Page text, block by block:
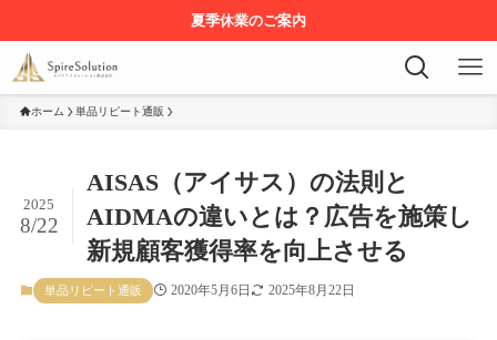
夏季休業のご案内
ホーム 単品リピート通販
AISAS（アイサス）の法則と
AIDMAの違いとは？広告を施策し
新規顧客獲得率を向上させる
2025
8/22
単品リピート通販 2020年5月6日 2025年8月22日